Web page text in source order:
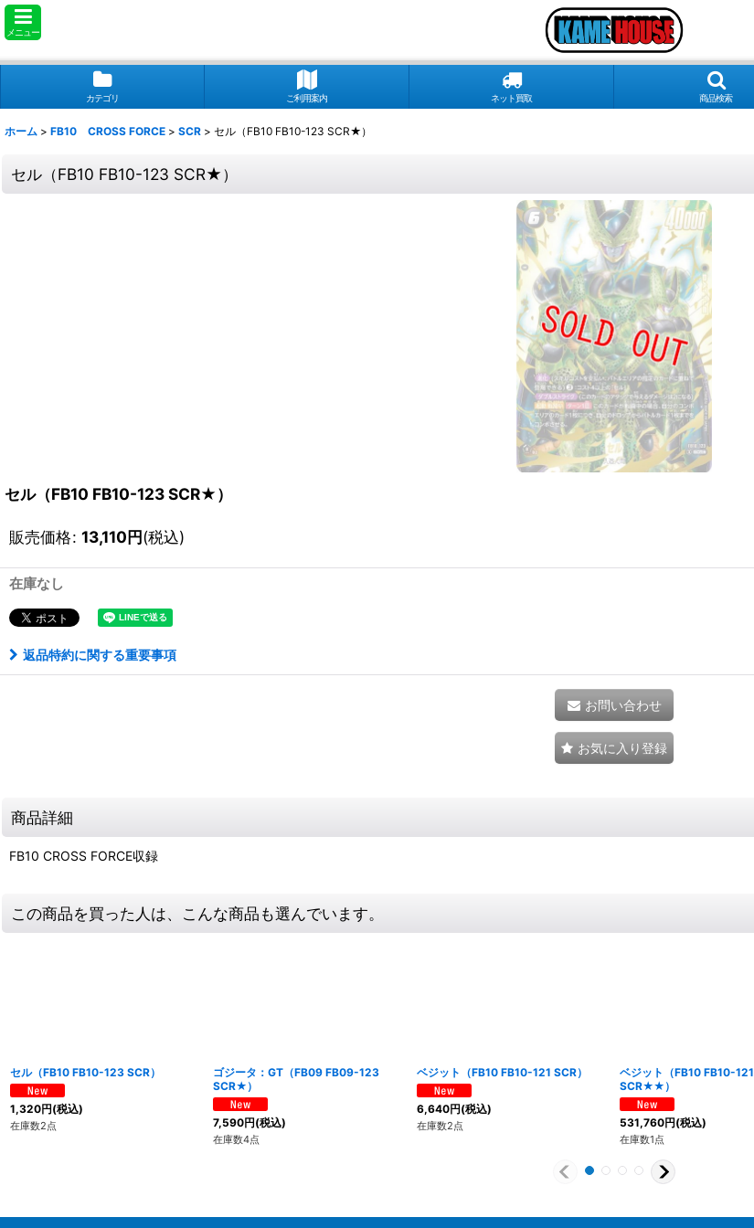
メニュー
カテゴリ ご利用案内 ネット買取 商品検索
ホーム > FB10 CROSS FORCE > SCR > セル（FB10 FB10-123 SCR★）
セル（FB10 FB10-123 SCR★）
セル（FB10 FB10-123 SCR★）
販売価格: 13,110円(税込)
在庫なし
返品特約に関する重要事項
お問い合わせ
お気に入り登録
商品詳細
FB10 CROSS FORCE収録
この商品を買った人は、こんな商品も選んでいます。
セル（FB10 FB10-123 SCR）
1,320円(税込)
在庫数2点
ゴジータ：GT（FB09 FB09-123
SCR★）
7,590円(税込)
在庫数4点
ベジット（FB10 FB10-121 SCR）
6,640円(税込)
在庫数2点
ベジット（FB10 FB10-121
SCR★★）
531,760円(税込)
在庫数1点